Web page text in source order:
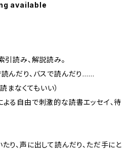
available
引読み、解説読み。
んだり、バスで読んだり……
まなくてもいい）
る自由で刺激的な読書エッセイ、待
り、声に出して読んだり、ただ手にと